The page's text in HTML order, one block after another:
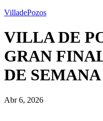
VilladePozos
VILLA DE
GRAN
DE
Abr 6, 2026